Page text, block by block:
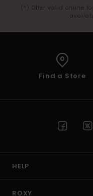
(*) Offer valid online
Find a Store
HELP
ROXY